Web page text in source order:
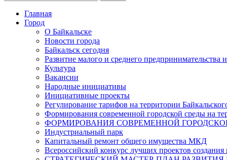
Главная
Город
О Байкальске
Новости города
Байкальск сегодня
Развитие малого и среднего предпринимательства
Культура
Вакансии
Народные инициативы
Инициативные проекты
Регулирование тарифов на территории
Формирования современной городской среды на
ФОРМИРОВАНИЯ СОВРЕМЕННОЙ
Индустриальный парк
Капитальный ремонт общего имущества МКД
Всероссийский конкурс лучших проектов